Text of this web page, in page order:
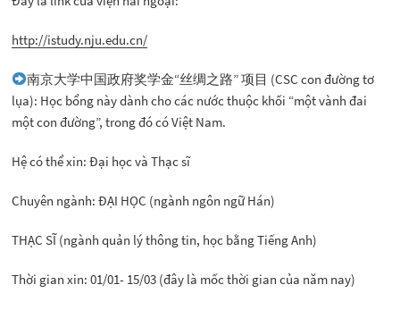
http://istudy.nju.edu.cn/
南京大学中国政府奖学金“丝绸之路” 项目 (CSC con đường tơ
lụa): Học bổng này dành cho các nước thuộc khối “một vành đai
một con đường”, trong đó có Việt Nam.
Hệ có thể xin: Đại học và Thạc sĩ
Chuyên ngành: ĐẠI HỌC (ngành ngôn ngữ Hán)
THẠC SĨ (ngành quản lý thông tin, học bằng Tiếng Anh)
Thời gian xin: 01/01- 15/03 (đây là mốc thời gian của năm nay)